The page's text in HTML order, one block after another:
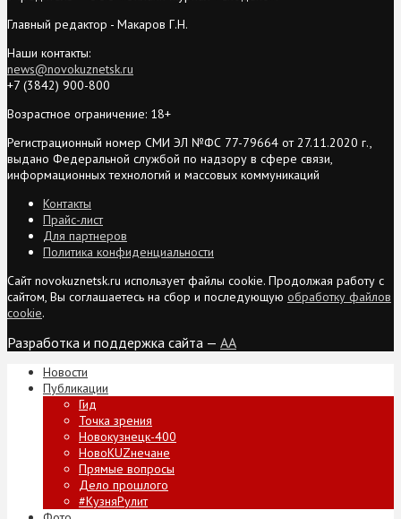
Главный редактор - Макаров Г.Н.
Наши контакты:
news@novokuznetsk.ru
+7 (3842) 900-800
Возрастное ограничение: 18+
Регистрационный номер СМИ ЭЛ №ФС 77-79664 от 27.11.2020 г.,
выдано Федеральной службой по надзору в сфере связи,
информационных технологий и массовых коммуникаций
Контакты
Прайс-лист
Для партнеров
Политика конфиденциальности
Сайт novokuznetsk.ru использует файлы cookie. Продолжая работу с
сайтом, Вы соглашаетесь на сбор и последующую обработку файлов
cookie.
Разработка и поддержка сайта — AA
Новости
Публикации
Гид
Точка зрения
Новокузнецк-400
НовоKUZнечане
Прямые вопросы
Дело прошлого
#КузняРулит